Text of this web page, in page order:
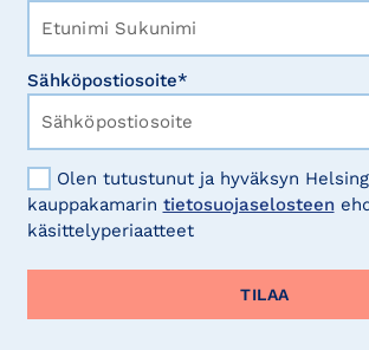
Sähköpostiosoite*
Olen tutustunut ja hyväksyn
kauppakamarin tietosuojaselosteen
käsittelyperiaatteet